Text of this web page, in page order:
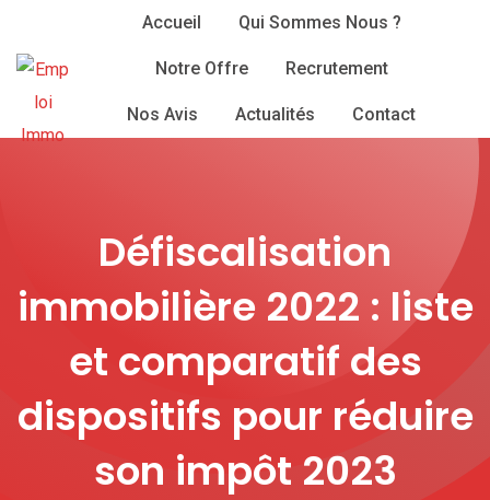
content
Accueil Qui Sommes Nous ?
Notre Offre Recrutement
Nos Avis Actualités Contact
Défiscalisation
immobilière 2022 : liste
et comparatif des
dispositifs pour réduire
son impôt 2023